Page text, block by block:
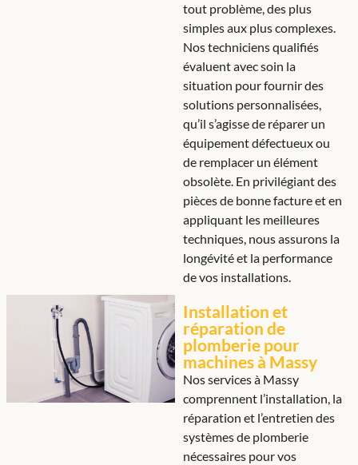
tout problème, des plus
simples aux plus complexes.
Nos techniciens qualifiés
évaluent avec soin la
situation pour fournir des
solutions personnalisées,
qu’il s’agisse de réparer un
équipement défectueux ou
de remplacer un élément
obsolète. En privilégiant des
pièces de bonne facture et en
appliquant les meilleures
techniques, nous assurons la
longévité et la performance
de vos installations.
Installation et
réparation de
plomberie pour
machines à Massy
Nos services à Massy
comprennent l’installation, la
réparation et l’entretien des
systèmes de plomberie
nécessaires pour vos